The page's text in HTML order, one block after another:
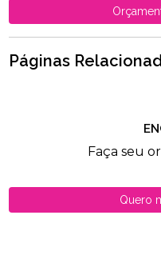
Páginas
Faça seu
Quero